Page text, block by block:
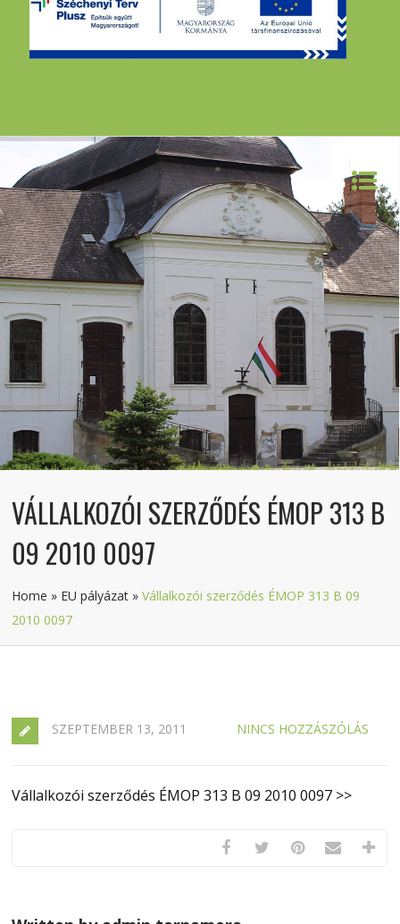
VÁLLALKOZÓI SZERZŐDÉS ÉMOP 313 B
09 2010 0097
Home » EU pályázat »Vállalkozói szerződés ÉMOP 313 B 09
2010 0097
SZEPTEMBER 13, 2011 NINCS HOZZÁSZÓLÁS
Vállalkozói szerződés ÉMOP 313 B 09 2010 0097 >>